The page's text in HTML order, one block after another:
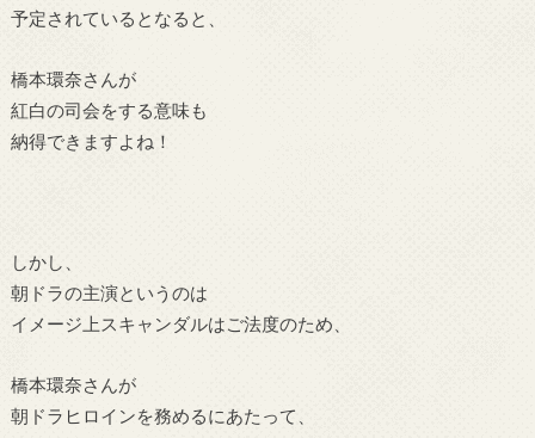
予定されているとなると、
橋本環奈さんが
紅白の司会をする意味も
納得できますよね！
しかし、
朝ドラの主演というのは
イメージ上スキャンダルはご法度のため、
橋本環奈さんが
朝ドラヒロインを務めるにあたって、